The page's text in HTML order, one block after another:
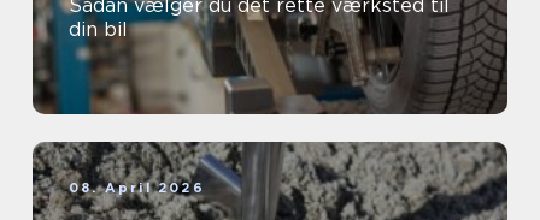
Sådan vælger du det rette værksted til
din bil
08. April 2026